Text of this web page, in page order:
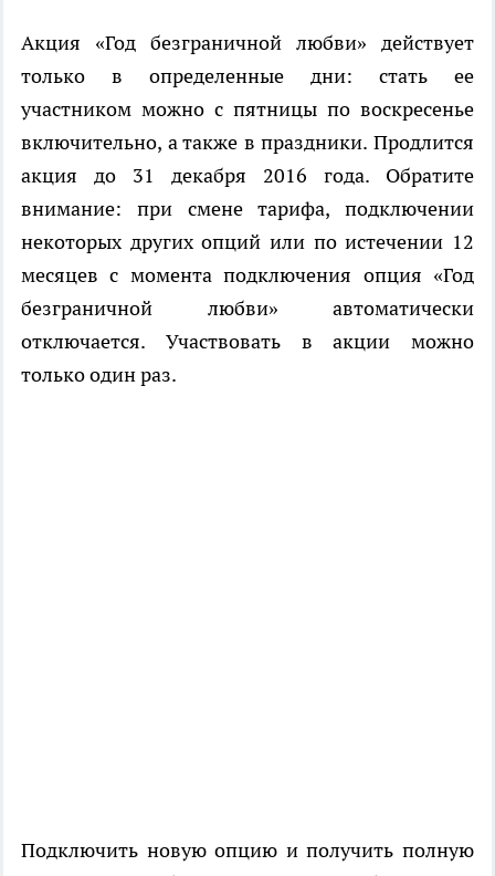
Акция «Год безграничной любви» действует
только в определенные дни: стать ее
участником можно с пятницы по воскресенье
включительно, а также в праздники. Продлится
акция до 31 декабря 2016 года. Обратите
внимание: при смене тарифа, подключении
некоторых других опций или по истечении 12
месяцев с момента подключения опция «Год
безграничной любви» автоматически
отключается. Участвовать в акции можно
только один раз.
Подключить новую опцию и получить полную